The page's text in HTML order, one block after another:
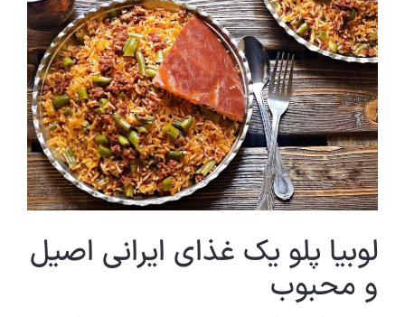
لوبیا پلو یک غذای ایرانی اصیل
و محبوب